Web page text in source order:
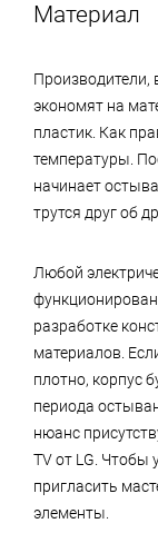
Материал
Производители,
экономят на
пластик. Как
температуры.
начинает
трутся друг об
Любой
разработке
материалов.
плотно, корпус
периода
нюанс
TV от LG. Чтобы
пригласить
элементы.